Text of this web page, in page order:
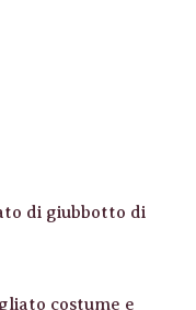
di giubbotto di
costume e